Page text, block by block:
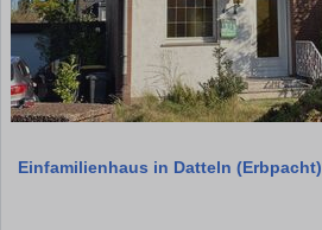
Einfamilienhaus in Datteln (Erbpacht)